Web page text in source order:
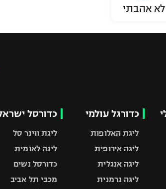
לא אהבתי
כדורגל עולמי
ליגת האלופות
ליגה אירופית
ליגה אנגלית
ליגה גרמנית
כדורסל
ליגת ווינר סל
ליגה לאומית
כדורסל נשים
מכבי תל אביב